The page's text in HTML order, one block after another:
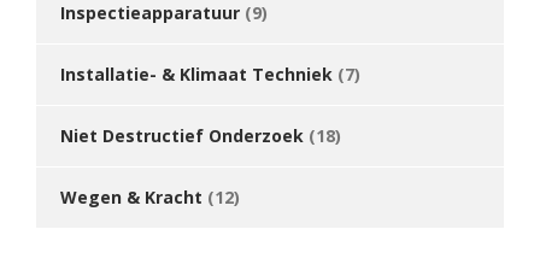
Inspectieapparatuur (9)
Installatie- & Klimaat Techniek (7)
Niet Destructief Onderzoek (18)
Wegen & Kracht (12)